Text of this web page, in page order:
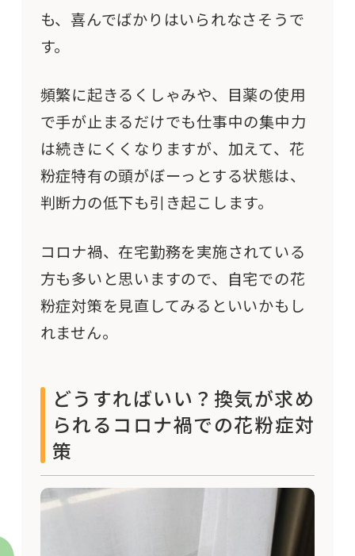
も、喜んでばかりはいられなさそうで
す。
頻繁に起きるくしゃみや、目薬の使用
で手が止まるだけでも仕事中の集中力
は続きにくくなりますが、加えて、花
粉症特有の頭がぼーっとする状態は、
判断力の低下も引き起こします。
コロナ禍、在宅勤務を実施されている
方も多いと思いますので、自宅での花
粉症対策を見直してみるといいかもし
れません。
どうすればいい？換気が求め
られるコロナ禍での花粉症対
策